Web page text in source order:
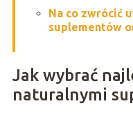
Na co zwrócić
suplementów
Jak wybrać
naturalnymi